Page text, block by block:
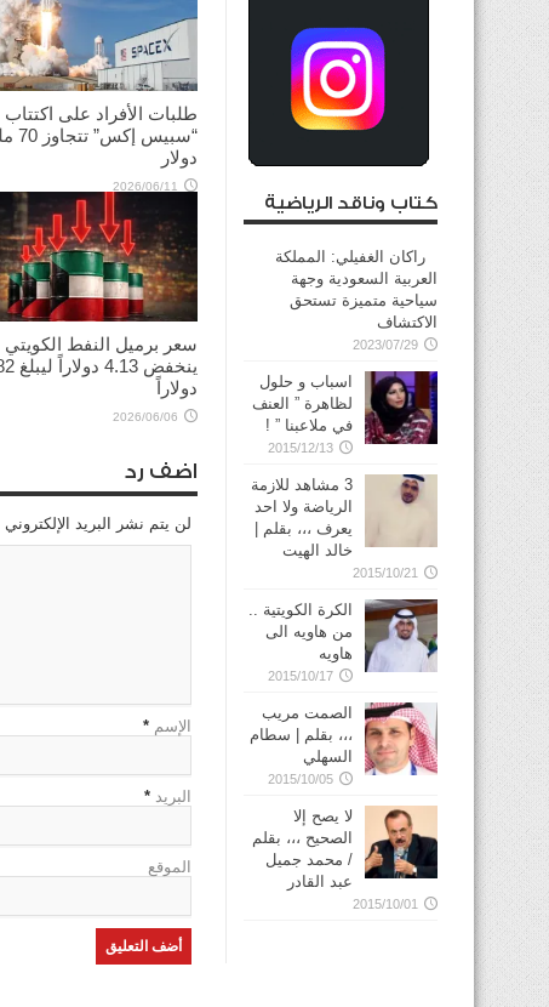
طلبات الأفراد على اكتتاب
“سبيس
دولار
2026/06/11
سعر برميل النفط الكويتي
ينخفض
دولاراً
2026/06/06
اضف رد
لن يتم نشر البريد
الإسم *
البريد *
الموقع
كتاب وناقد الرياضية
راكان الغفيلي: المملكة
العربية السعودية وجهة
سياحية متميزة تستحق
الاكتشاف
2023/07/29
اسباب و حلول
لظاهرة ” العنف
في ملاعبنا ” !
2015/12/13
3 مشاهد للازمة
الرياضة ولا احد
يعرف ،،، بقلم |
خالد الهيت
2015/10/21
الكرة الكويتية ..
من هاويه الى
هاويه
2015/10/17
الصمت مريب
،،، بقلم | سطام
السهلي
2015/10/05
لا يصح إلا
الصحيح ،،، بقلم
/ محمد جميل
عبد القادر
2015/10/01